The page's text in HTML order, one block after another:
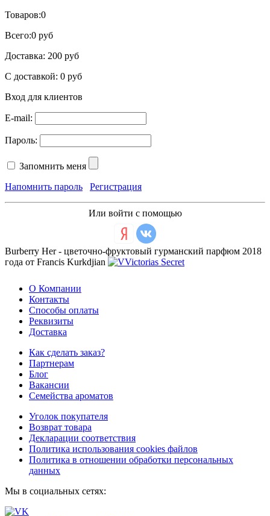
Товаров:0
Всего:0 руб
Доставка: 200 руб
С доставкой: 0 руб
Вход для клиентов
E-mail:
Пароль:
Запомнить меня
Напомнить пароль
Регистрация
Или войти с помощью
Burberry Her - цветочно-фруктовый гурманский парфюм 2018
года от Francis Kurkdjian
О Компании
Контакты
Способы оплаты
Реквизиты
Доставка
Как сделать заказ?
Партнерам
Блог
Вакансии
Семейства ароматов
Уголок покупателя
Возврат товара
Декларации соответствия
Политика использования cookies файлов
Политика в отношении обработки персональных
данных
Мы в социальных сетях: